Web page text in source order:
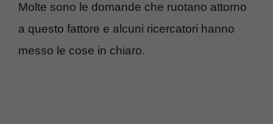
Molte sono le domande che ruotano attorno
a questo fattore e alcuni ricercatori hanno
messo le cose in chiaro.